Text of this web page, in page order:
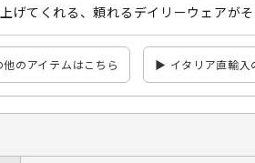
げてくれる、頼れるデイリーウェアがそ
のアイテムはこちら ▶ イタリア直輸入